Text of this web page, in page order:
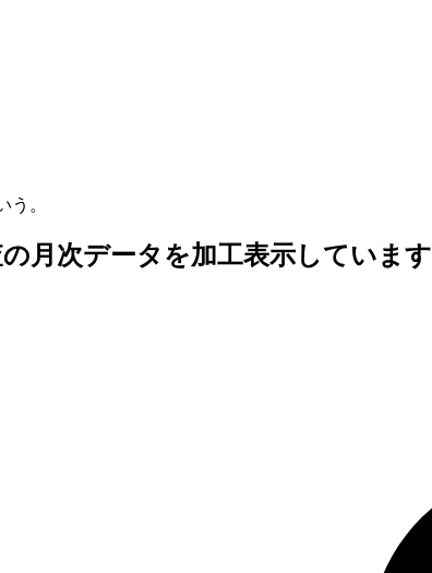
。
月次データを加工表示しています